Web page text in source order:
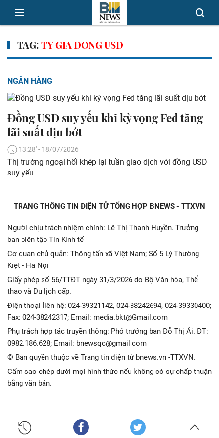
TAG:TY GIA DONG USD
NGÂN HÀNG
Đồng USD suy yếu khi kỳ vọng Fed tăng
lãi suất dịu bớt
13:28' - 18/07/2026
Thị trường ngoại hối khép lại tuần giao dịch với đồng USD
suy yếu.
TRANG THÔNG TIN ĐIỆN TỬ TỔNG HỢP BNEWS - TTXVN
Người chịu trách nhiệm chính: Lê Thị Thanh Huyền. Trưởng
ban biên tập Tin Kinh tế
Cơ quan chủ quản: Thông tấn xã Việt Nam; Số 5 Lý Thường
Kiệt - Hà Nội
Giấy phép số 56/TTĐT ngày 31/3/2026 do Bộ Văn hóa, Thể
thao và Du lịch cấp.
Điện thoại liên hệ: 024-39321142, 024-38242694, 024-39330400;
Fax: 024-38242317; Email: media.bkt@Gmail.com
Phụ trách hợp tác truyền thông: Phó trưởng ban Đỗ Thị Ái. ĐT:
0982.186.628; Email: bnewsqc@gmail.com
© Bản quyền thuộc về Trang tin điện tử bnews.vn -TTXVN.
Cấm sao chép dưới mọi hình thức nếu không có sự chấp thuận
bằng văn bản.